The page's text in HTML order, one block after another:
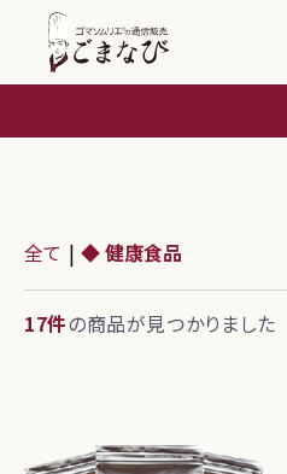
全て | ◆ 健康食品
17件の商品が見つかりました